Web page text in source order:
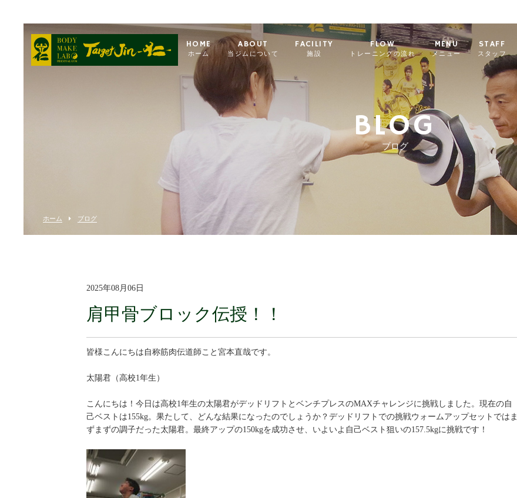
HOME
ホーム
ABOUT
当ジムについて
FACILITY
施設
FLOW
トレーニングの流れ
MENU
メニュー
STAFF
スタッフ
BLOG
ブログ
ホーム ブログ
2025年08月06日
肩甲骨ブロック伝授！！
皆様こんにちは自称筋肉伝道師こと宮本直哉です。
太陽君（高校1年生）
こんにちは！今日は高校1年生の太陽君がデッドリフトとベンチプレスのMAXチャレンジに挑戦しました。現在の自
己ベストは155kg。果たして、どんな結果になったのでしょうか？デッドリフトでの挑戦ウォームアップセットではま
ずまずの調子だった太陽君。最終アップの150kgを成功させ、いよいよ自己ベスト狙いの157.5kgに挑戦です！